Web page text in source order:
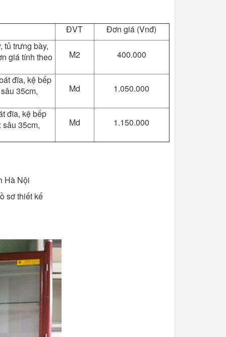
ĐVT
Đơn giá (Vnđ)
tủ trưng bày,
giá tính theo
M2 400.000
đĩa, kệ bếp
35cm,
Md 1.050.000
đĩa, kệ bếp
35cm,
Md 1.150.000
Hà Nội
sơ thiết kế